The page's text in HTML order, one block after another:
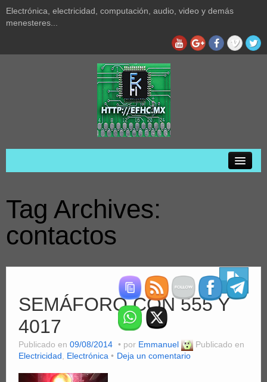
Electrónica, electricidad, computación, audio, video y demás
menesteres...
Privacidad
Acerca de
Computación
MiniSFX
Servicios
PDFs
Tag Archives:
contactos
SEMÁFORO CON 555 Y
4017
Publicado en 09/08/2014 por Emmanuel
Publicado en
Electricidad
Electrónica Deja un comentario